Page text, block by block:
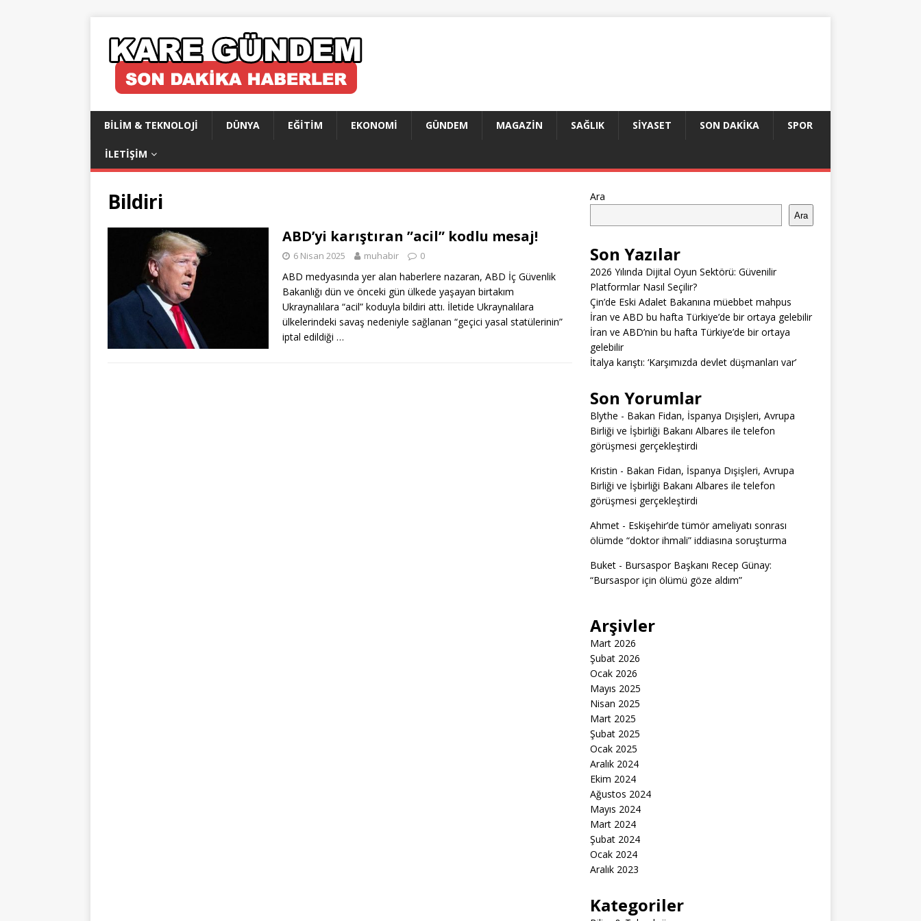
BILIM & TEKNOLOJI DÜNYA EĞITIM EKONOMI GÜNDEM MAGAZIN SAĞLIK SIYASET SON DAKIKA SPOR
İLETIŞIM
Bildiri
ABD’yi karıştıran ”acil” kodlu mesaj!
6 Nisan 2025 muhabir 0
ABD medyasında yer alan haberlere nazaran, ABD İç Güvenlik
Bakanlığı dün ve önceki gün ülkede yaşayan birtakım
Ukraynalılara “acil” koduyla bildiri attı. İletide Ukraynalılara
ülkelerindeki savaş nedeniyle sağlanan “geçici yasal statülerinin”
iptal edildiği …
Ara
Ara
Son Yazılar
2026 Yılında Dijital Oyun Sektörü: Güvenilir
Platformlar Nasıl Seçilir?
Çin’de Eski Adalet Bakanına müebbet mahpus
İran ve ABD bu hafta Türkiye’de bir ortaya gelebilir
İran ve ABD’nin bu hafta Türkiye’de bir ortaya
gelebilir
İtalya karıştı: ‘Karşımızda devlet düşmanları var’
Son Yorumlar
Blythe - Bakan Fidan, İspanya Dışişleri, Avrupa
Birliği ve İşbirliği Bakanı Albares ile telefon
görüşmesi gerçekleştirdi
Kristin - Bakan Fidan, İspanya Dışişleri, Avrupa
Birliği ve İşbirliği Bakanı Albares ile telefon
görüşmesi gerçekleştirdi
Ahmet- Eskişehir’de tümör ameliyatı sonrası
ölümde “doktor ihmali” iddiasına soruşturma
Buket- Bursaspor Başkanı Recep Günay:
“Bursaspor için ölümü göze aldım”
Arşivler
Mart 2026
Şubat 2026
Ocak 2026
Mayıs 2025
Nisan 2025
Mart 2025
Şubat 2025
Ocak 2025
Aralık 2024
Ekim 2024
Ağustos 2024
Mayıs 2024
Mart 2024
Şubat 2024
Ocak 2024
Aralık 2023
Kategoriler